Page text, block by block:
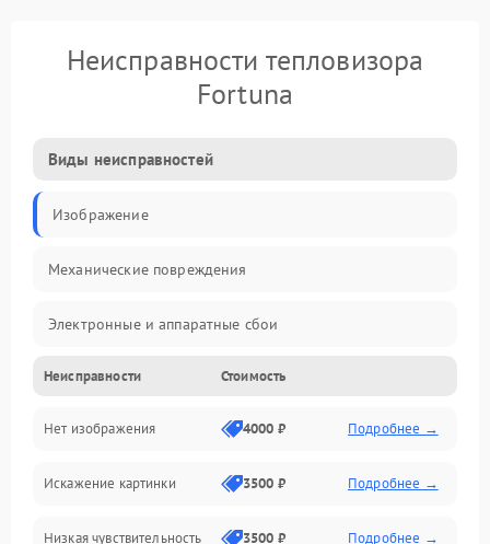
Неисправности тепловизора
Fortuna
Виды неисправностей
Изображение
Механические повреждения
Электронные и аппаратные сбои
Неисправности сенсора и оптики
Программные ошибки
Электропитание
Неисправности Стоимость
Нет изображения 4000 ₽ Подробнее →
Искажение картинки 3500 ₽ Подробнее →
Низкая чувствительность 3500 ₽ Подробнее →